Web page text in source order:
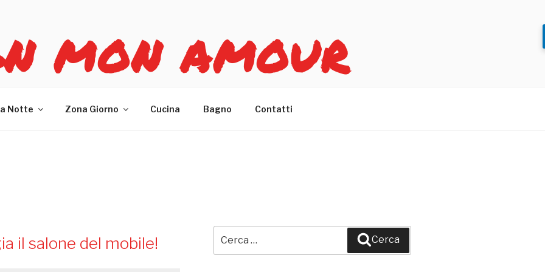
MON AMOUR
Notte Zona Giorno Cucina Bagno Contatti
il salone del mobile! Cerca